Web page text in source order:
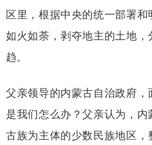
区里，根据中央的统一部署
如火如荼，剥夺地主的土地
趋。
父亲领导的内蒙古自治政府
是我们怎么办？父亲认为，
古族为主体的少数民族地区，